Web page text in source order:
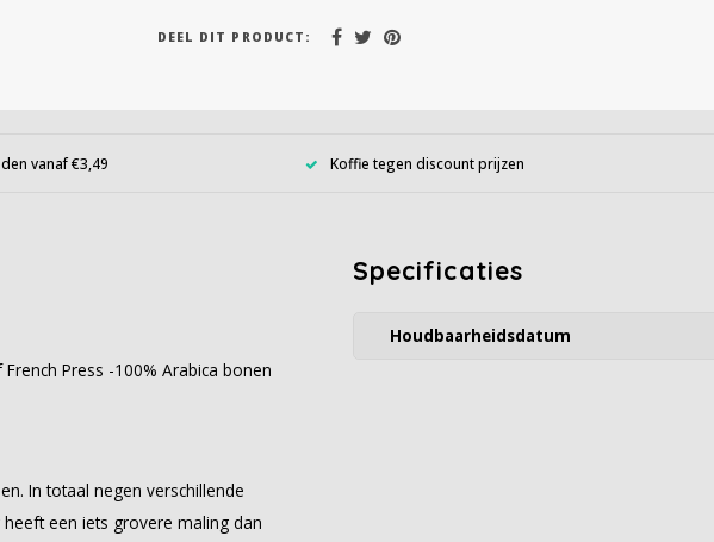
DEEL DIT PRODUCT:
vanaf €3,49 Koffie tegen discount prijzen
Press -100% Arabica bonen
In totaal negen verschillende
een iets grovere maling dan
Specificaties
Houdbaarheidsdatum